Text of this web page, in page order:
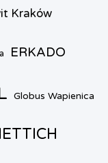
Kraków
ERKADO
Globus Wapienica